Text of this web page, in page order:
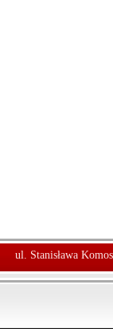
ul. Stanisława